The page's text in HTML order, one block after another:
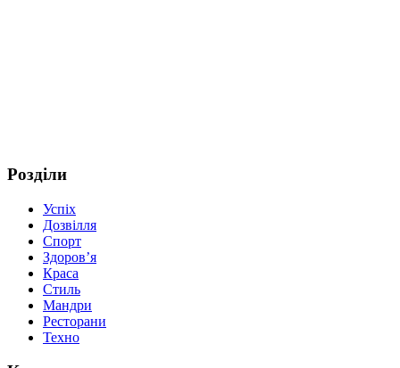
Розділи
Успіх
Дозвілля
Спорт
Здоров’я
Краса
Стиль
Мандри
Ресторани
Техно